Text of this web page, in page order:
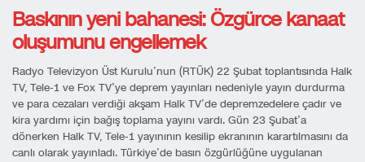
Baskının yeni bahanesi: Özgürce kanaat
oluşumunu engellemek
Radyo Televizyon Üst Kurulu’nun (RTÜK) 22 Şubat toplantısında Halk
TV, Tele-1 ve Fox TV’ye deprem yayınları nedeniyle yayın durdurma
ve para cezaları verdiği akşam Halk TV’de depremzedelere çadır ve
kira yardımı için bağış toplama yayını vardı. Gün 23 Şubat’a
dönerken Halk TV, Tele-1 yayınının kesilip ekranının karartılmasını da
canlı olarak yayınladı. Türkiye’de basın özgürlüğüne uygulanan